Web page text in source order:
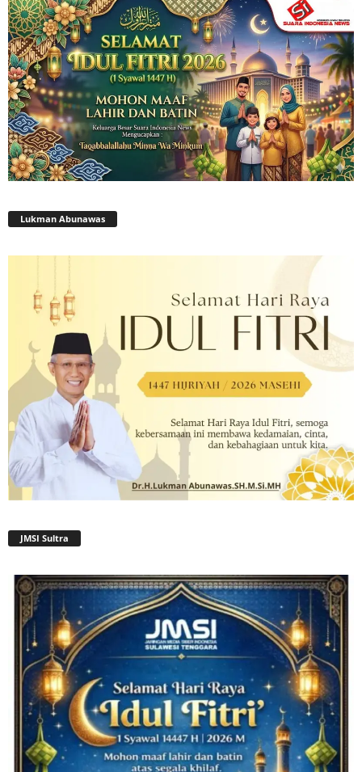
Lukman Abunawas
JMSI Sultra